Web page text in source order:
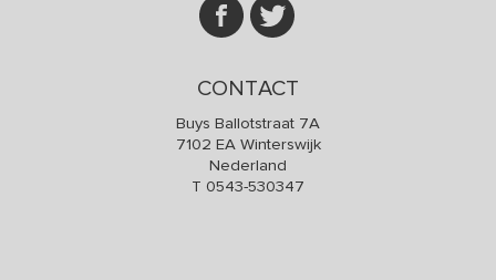
CONTACT
Buys Ballotstraat 7A
7102 EA Winterswijk
Nederland
T 0543-530347